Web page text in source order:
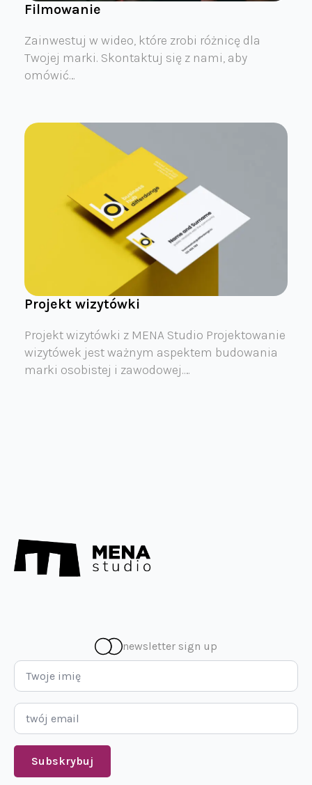
Filmowanie
Zainwestuj w wideo, które zrobi różnicę dla
Twojej marki. Skontaktuj się z nami, aby
omówić…
Projekt wizytówki
Projekt wizytówki z MENA Studio Projektowanie
wizytówek jest ważnym aspektem budowania
marki osobistej i zawodowej.…
newsletter sign up
Imię
Email
Subskrybuj